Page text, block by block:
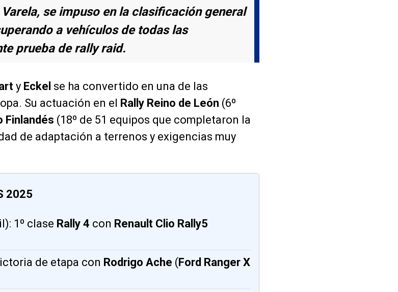
, se impuso en la clasificación general
a vehículos de todas las
prueba de rally raid.
y Eckel se ha convertido en una de las
Su actuación en el Rally Reino de León (6º
Finlandés (18º de 51 equipos que completaron la
de adaptación a terrenos y exigencias muy
2025
1º clase Rally 4 con Renault Clio Rally5
de etapa con Rodrigo Ache (Ford Ranger X